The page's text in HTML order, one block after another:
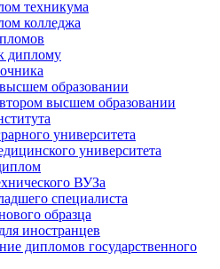
техникума
колледжа
диплому
образовании
высшем образовании
университета
университета
ВУЗа
специалиста
образца
иностранцев
дипломов государственного